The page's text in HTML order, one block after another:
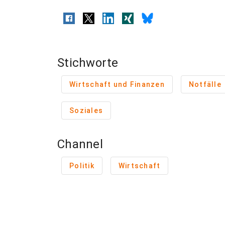
Stichworte
Wirtschaft und Finanzen Notfälle
Soziales
Channel
Politik Wirtschaft